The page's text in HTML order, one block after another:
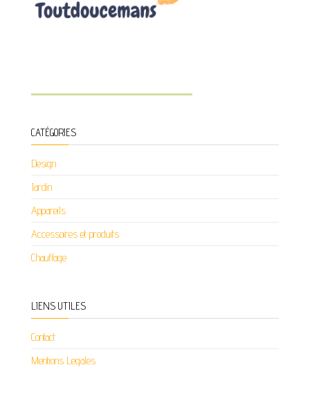
CATÉGORIES
Design
Jardin
Appareils
Accessoires et produits
Chauffage
LIENS UTILES
Contact
Mentions Legales